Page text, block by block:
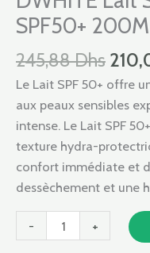
SPF50+
245,88Dhs
Le Lait SPF 50+ offre
aux peaux sensibles
intense. Le Lait SPF
texture hydra-
confort immédiate et
dessèchement et une
-
Solaire
Hydratant
200ML
+